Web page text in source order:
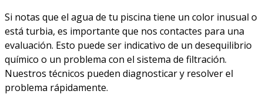
Si notas que el agua de tu piscina tiene un color inusual o
está turbia, es importante que nos contactes para una
evaluación. Esto puede ser indicativo de un desequilibrio
químico o un problema con el sistema de filtración.
Nuestros técnicos pueden diagnosticar y resolver el
problema rápidamente.